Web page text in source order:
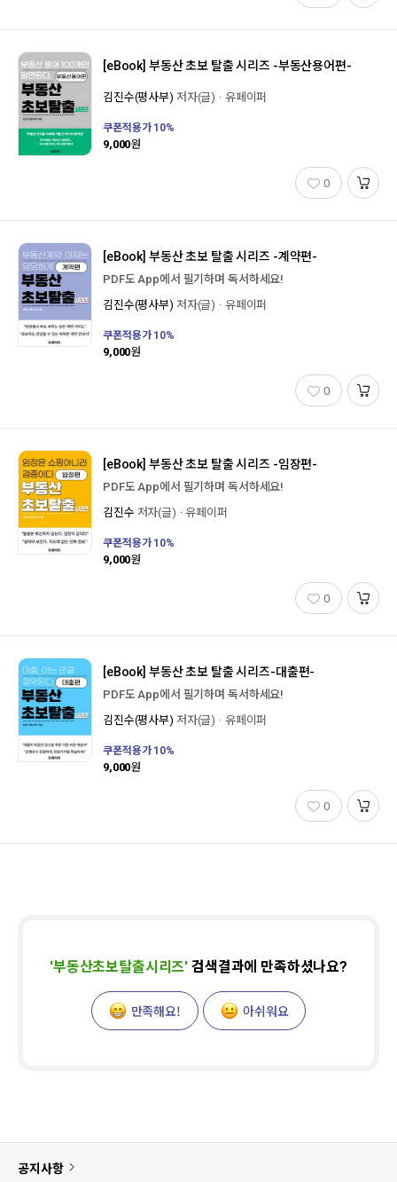
[eBook] 부동산 초보 탈출 시리즈 -부동산용어편-
김진수(평사부) 저자(글) 유페이퍼
쿠폰적용가10%
9,000원
0
[eBook] 부동산 초보 탈출 시리즈 -계약편-
PDF도 App에서 필기하며 독서하세요!
김진수(평사부) 저자(글) 유페이퍼
쿠폰적용가10%
9,000원
0
[eBook] 부동산 초보 탈출 시리즈 -임장편-
PDF도 App에서 필기하며 독서하세요!
김진수 저자(글) 유페이퍼
쿠폰적용가10%
9,000원
0
[eBook] 부동산 초보 탈출 시리즈-대출편-
PDF도 App에서 필기하며 독서하세요!
김진수(평사부) 저자(글) 유페이퍼
쿠폰적용가10%
9,000원
0
'부동산초보탈출시리즈' 검색결과에 만족하셨나요?
만족해요! 아쉬워요
공지사항